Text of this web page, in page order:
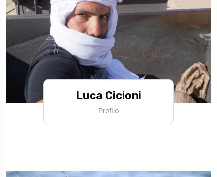
Luca Cicioni
Profilo